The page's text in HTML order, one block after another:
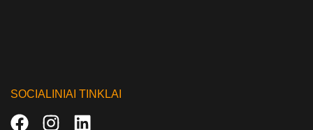
SOCIALINIAI TINKLAI